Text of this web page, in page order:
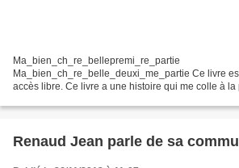
Ma_bien_ch_re_bellepremi_re_partie
Ma_bien_ch_re_belle_deuxi_me_partie Ce livre
accès libre. Ce livre a une histoire qui me colle à la
Renaud Jean parle de sa